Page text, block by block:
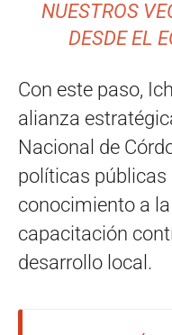
NUESTROS
DESDE EL
Con este paso,
alianza
Nacional de
políticas públicas
conocimiento a
capacitación
desarrollo local.